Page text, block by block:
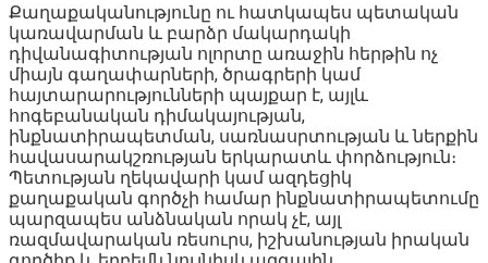
Քաղաքականությունը ու հատկապես պետական
կառավարման և բարձր մակարդակի
դիվանագիտության ոլորտը առաջին հերթին ոչ
միայն գաղափարների, ծրագրերի կամ
հայտարարությունների պայքար է, այլև
հոգեբանական դիմակայության,
ինքնատիրապետման, սառնասրտության և ներքին
հավասարակշռության երկարատև փորձություն։
Պետության ղեկավարի կամ ազդեցիկ
քաղաքական գործչի համար ինքնատիրապետումը
պարզապես անձնական որակ չէ, այլ
ռազմավարական ռեսուրս, իշխանության իրական